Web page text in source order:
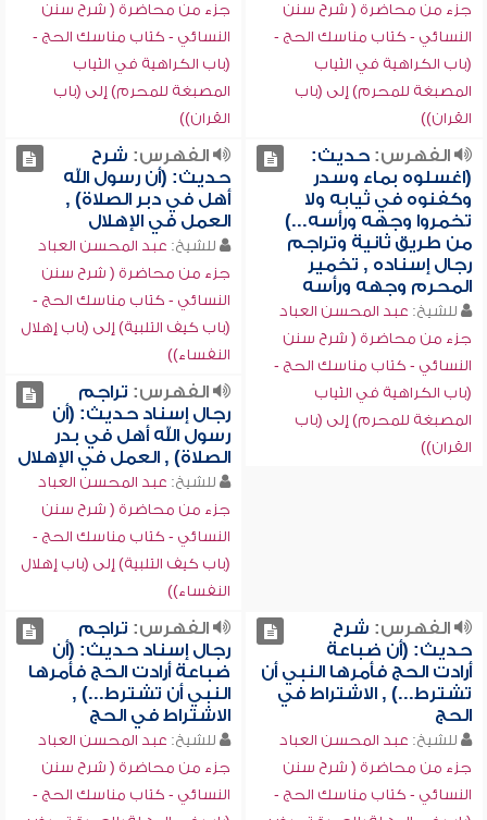
جزء من محاضرة ( شرح سنن
النسائي - كتاب مناسك الحج -
(باب الكراهية في الثياب
المصبغة للمحرم) إلى (باب
القران))
جزء من محاضرة ( شرح سنن
النسائي - كتاب مناسك الحج -
(باب الكراهية في الثياب
المصبغة للمحرم) إلى (باب
القران))
الفهرس:حديث:
(اغسلوه بماء وسدر
وكفنوه في ثيابه ولا
تخمروا وجهه ورأسه...)
من طريق ثانية وتراجم
رجال إسناده , تخمير
المحرم وجهه ورأسه
للشيخ: عبد المحسن العباد
جزء من محاضرة ( شرح سنن
النسائي - كتاب مناسك الحج -
(باب الكراهية في الثياب
المصبغة للمحرم) إلى (باب
القران))
الفهرس: شرح
حديث: (أن رسول الله
أهل في دبر الصلاة) ,
العمل في الإهلال
للشيخ: عبد المحسن العباد
جزء من محاضرة ( شرح سنن
النسائي - كتاب مناسك الحج -
(باب كيف التلبية) إلى (باب إهلال
النفساء))
الفهرس: تراجم
رجال إسناد حديث: (أن
رسول الله أهل في بدر
الصلاة) , العمل في الإهلال
للشيخ: عبد المحسن العباد
جزء من محاضرة ( شرح سنن
النسائي - كتاب مناسك الحج -
(باب كيف التلبية) إلى (باب إهلال
النفساء))
الفهرس: شرح
حديث: (أن ضباعة
أرادت الحج فأمرها النبي أن
تشترط...) , الاشتراط في
الحج
للشيخ: عبد المحسن العباد
جزء من محاضرة ( شرح سنن
النسائي - كتاب مناسك الحج -
الفهرس: تراجم
رجال إسناد حديث: (أن
ضباعة أرادت الحج فأمرها
النبي أن تشترط...) ,
الاشتراط في الحج
للشيخ: عبد المحسن العباد
جزء من محاضرة ( شرح سنن
النسائي - كتاب مناسك الحج -